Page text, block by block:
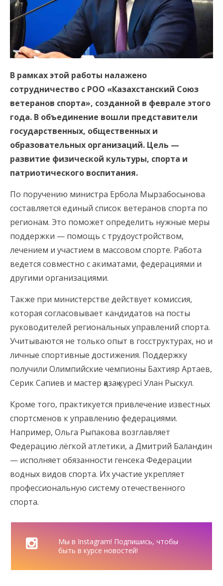
В рамках этой работы налажено
сотрудничество с РОО «Казахстанский Союз
ветеранов спорта», созданной в феврале этого
года. В объединение вошли представители
государственных, общественных и
образовательных организаций. Цель —
развитие физической культуры, спорта и
патриотического воспитания.
По поручению министра Ербола Мырзабосынова
составляется единый список ветеранов спорта по
регионам. Это поможет определить нужные меры
поддержки — помощь с трудоустройством,
лечением и участием в массовом спорте. Работа
ведется совместно с акиматами, федерациями и
другими организациями.
Также при министерстве действует комиссия,
которая согласовывает кандидатов на посты
руководителей региональных управлений спорта.
Учитываются не только опыт в госструктурах, но и
личные спортивные достижения. Поддержку
получили Олимпийские чемпионы Бахтияр Артаев,
Серик Сапиев и мастер қазақ күресі Улан Рыскул.
Кроме того, практикуется привлечение известных
спортсменов к управлению федерациями.
Например, Ольга Рыпакова возглавляет
Федерацию лёгкой атлетики, а Дмитрий Баландин
— исполняет обязанности генсека Федерации
водных видов спорта. Их участие укрепляет
профессиональную систему отечественного
спорта.
Мы в Instagram! Подпишись, чтобы
быть в курсе новостей!